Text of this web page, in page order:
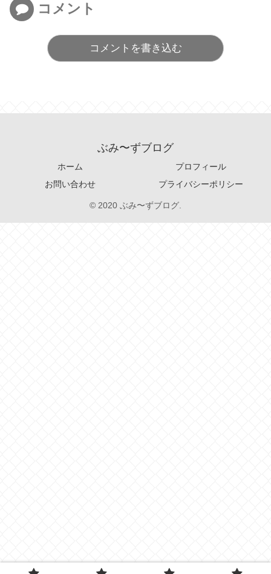
コメント
コメントを書き込む
ぶみ〜ずブログ
ホーム
プロフィール
お問い合わせ
プライバシーポリシー
© 2020 ぶみ〜ずブログ.